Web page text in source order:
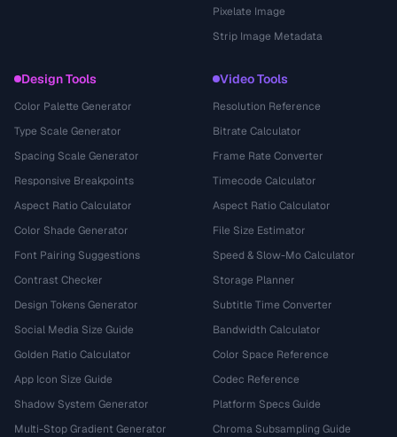
Pixelate Image
Strip Image Metadata
Design Tools
Color Palette Generator
Type Scale Generator
Spacing Scale Generator
Responsive Breakpoints
Aspect Ratio Calculator
Color Shade Generator
Font Pairing Suggestions
Contrast Checker
Design Tokens Generator
Social Media Size Guide
Golden Ratio Calculator
App Icon Size Guide
Shadow System Generator
Multi-Stop Gradient Generator
Video Tools
Resolution Reference
Bitrate Calculator
Frame Rate Converter
Timecode Calculator
Aspect Ratio Calculator
File Size Estimator
Speed & Slow-Mo Calculator
Storage Planner
Subtitle Time Converter
Bandwidth Calculator
Color Space Reference
Codec Reference
Platform Specs Guide
Chroma Subsampling Guide